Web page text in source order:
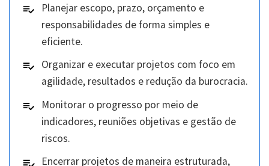
Planejar escopo, prazo, orçamento e
responsabilidades de forma simples e
eficiente.
Organizar e executar projetos com foco em
agilidade, resultados e redução da burocracia.
Monitorar o progresso por meio de
indicadores, reuniões objetivas e gestão de
riscos.
Encerrar projetos de maneira estruturada,